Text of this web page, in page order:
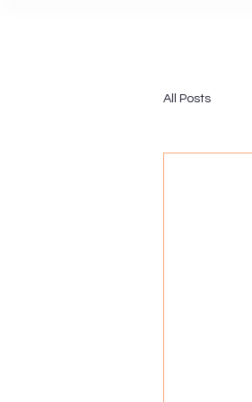
All Posts